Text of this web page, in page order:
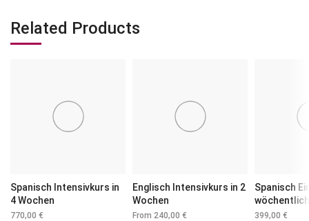
Related Products
Spanisch Intensivkurs in
4 Wochen
770,00 €
Englisch Intensivkurs in 2
Wochen
From 240,00€
Spanisch
399,00€